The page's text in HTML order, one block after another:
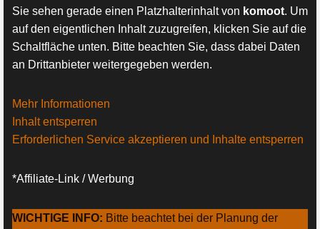
Sie sehen gerade einen Platzhalterinhalt von komoot. Um
auf den eigentlichen Inhalt zuzugreifen, klicken Sie auf die
Schaltfläche unten. Bitte beachten Sie, dass dabei Daten
an Drittanbieter weitergegeben werden.
Mehr Informationen
Inhalt entsperren
Erforderlichen Service akzeptieren und Inhalte entsperren
*Affiliate-Link / Werbung
WICHTIGE INFO: Bitte beachtet bei der Planung der